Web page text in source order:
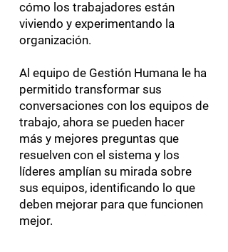
cómo los trabajadores están
viviendo y experimentando la
organización.
Al equipo de Gestión Humana le ha
permitido transformar sus
conversaciones con los equipos de
trabajo, ahora se pueden hacer
más y mejores preguntas que
resuelven con el sistema y los
líderes amplían su mirada sobre
sus equipos, identificando lo que
deben mejorar para que funcionen
mejor.